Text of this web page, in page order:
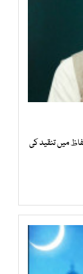
میں تنقید کی